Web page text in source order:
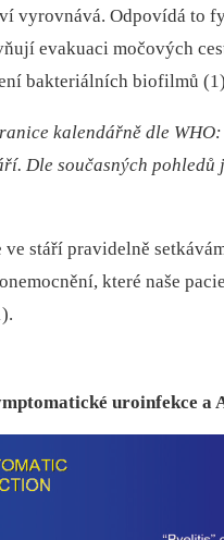
vyrovnává. Odpovídá to
evakuaci močových
bakteriálních biofilmů
kalendářně dle
Dle současných
ve stáří pravidelně
které naše
uroinfekce a